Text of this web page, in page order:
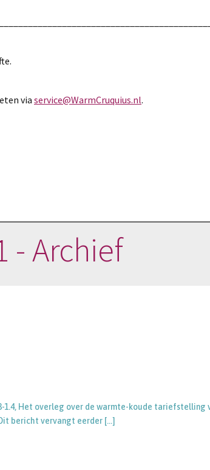
via service@WarmCruquius.nl.
- Archief
1.4, Het overleg over de warmte-koude tariefstelling
Dit bericht vervangt eerder […]